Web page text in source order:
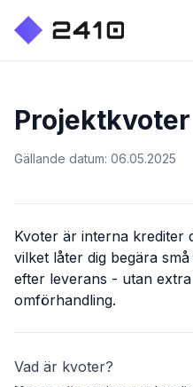
Projektkvoter
Gällande datum: 06.05.2025
Kvoter är interna krediter
vilket låter dig begära
efter leverans - utan
omförhandling.
Vad är kvoter?